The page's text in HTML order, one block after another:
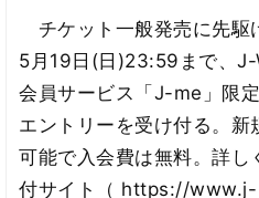
チケット一般発売に先駆
5月19日(日)23:59まで、J-
会員サービス「J-me」限
エントリーを受け付る。新
可能で入会費は無料。詳し
付サイト（ https://www.j-